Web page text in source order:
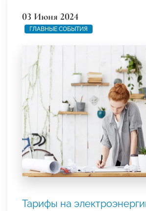
03 Июня 2024
ГЛАВНЫЕ СОБЫТИЯ
Тарифы на